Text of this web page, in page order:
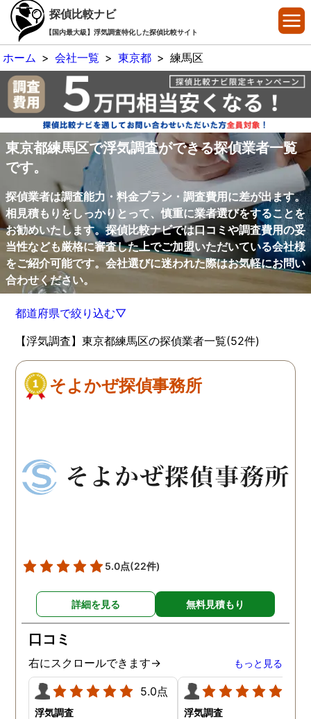
探偵比較ナビ
【国内最大級】浮気調査特化した探偵比較サイト
ホーム > 会社一覧 > 東京都 > 練馬区
東京都練馬区で浮気調査ができる探偵業者一覧
です。
探偵業者は調査能力・料金プラン・調査費用に差が出ます。
相見積もりをしっかりとって、慎重に業者選びをすることを
お勧めいたします。探偵比較ナビでは口コミや調査費用の妥
当性なども厳格に審査した上でご加盟いただいている会社様
をご紹介可能です。会社選びに迷われた際はお気軽にお問い
合わせください。
都道府県で絞り込む▽
【浮気調査】東京都練馬区の探偵業者一覧(52件)
そよかぜ探偵事務所
5.0点(22件)
詳細を見る 無料見積もり
口コミ
右にスクロールできます→ もっと見る
5.0点
浮気調査 浮気調査